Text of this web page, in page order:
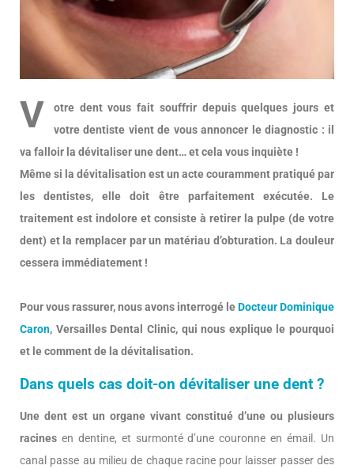
V
otre dent vous fait souffrir depuis quelques jours et
votre dentiste vient de vous annoncer le diagnostic : il
va falloir la dévitaliser une dent… et cela vous inquiète !
Même si la dévitalisation est un acte couramment pratiqué par
les dentistes, elle doit être parfaitement exécutée. Le
traitement est indolore et consiste à retirer la pulpe (de votre
dent) et la remplacer par un matériau d’obturation. La douleur
cessera immédiatement !
Pour vous rassurer, nous avons interrogé leDocteur Dominique
Caron, Versailles Dental Clinic, qui nous explique le pourquoi
et le comment de la dévitalisation.
Dans quels cas doit-on dévitaliser une dent ?
Une dent est un organe vivant constitué d’une ou plusieurs
racines en dentine, et surmonté d’une couronne en émail. Un
canal passe au milieu de chaque racine pour laisser passer des